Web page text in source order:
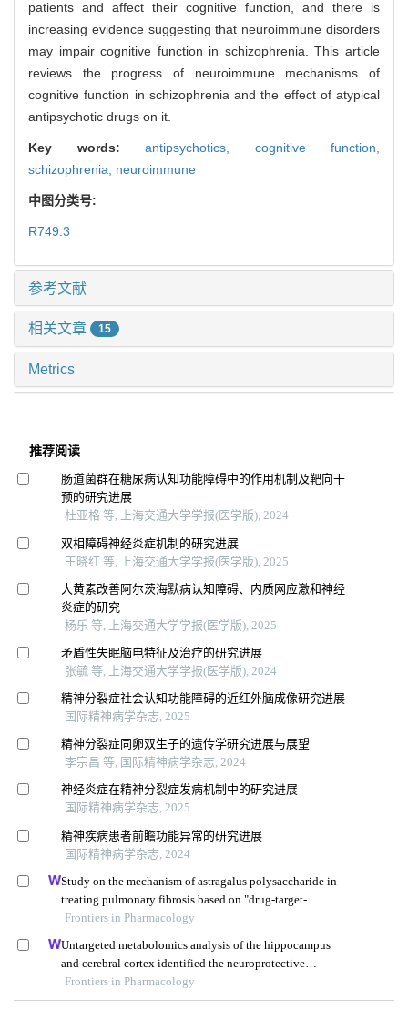
patients and affect their cognitive function, and there is
increasing evidence suggesting that neuroimmune disorders
may impair cognitive function in schizophrenia. This article
reviews the progress of neuroimmune mechanisms of
cognitive function in schizophrenia and the effect of atypical
antipsychotic drugs on it.
Key words: antipsychotics, cognitive function,
schizophrenia, neuroimmune
中图分类号:
R749.3
参考文献
相关文章 15
Metrics
推荐阅读
肠道菌群在糖尿病认知功能障碍中的作用机制及靶向干
预的研究进展
杜亚格 等, 上海交通大学学报(医学版), 2024
双相障碍神经炎症机制的研究进展
王晓红 等, 上海交通大学学报(医学版), 2025
大黄素改善阿尔茨海默病认知障碍、内质网应激和神经
炎症的研究
杨乐 等, 上海交通大学学报(医学版), 2025
矛盾性失眠脑电特征及治疗的研究进展
张毓 等, 上海交通大学学报(医学版), 2024
精神分裂症社会认知功能障碍的近红外脑成像研究进展
国际精神病学杂志, 2025
精神分裂症同卵双生子的遗传学研究进展与展望
李宗昌 等, 国际精神病学杂志, 2024
神经炎症在精神分裂症发病机制中的研究进展
国际精神病学杂志, 2025
精神疾病患者前瞻功能异常的研究进展
国际精神病学杂志, 2024
Study on the mechanism of astragalus polysaccharide in
treating pulmonary fibrosis based on "drug-target-
pathway" network
Frontiers in Pharmacology
Untargeted metabolomics analysis of the hippocampus
and cerebral cortex identified the neuroprotective
mechanisms of bushen tiansui formula in an aβ25-35-
induced rat model of alzheimer's disease
Frontiers in Pharmacology